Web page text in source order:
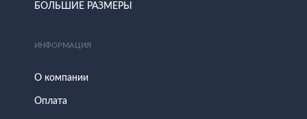
БОЛЬШИЕ РАЗМЕРЫ
ИНФОРМАЦИЯ
О компании
Оплата